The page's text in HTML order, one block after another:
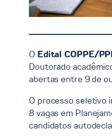
O Edital COPPE/
Doutorado
abertas entre 9 de
O processo seletivo
8 vagas em
candidatos